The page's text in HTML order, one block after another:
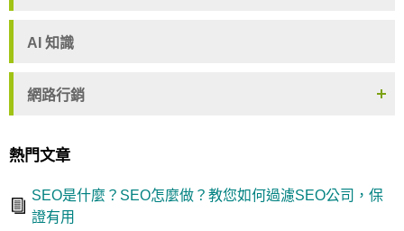
AI 知識
網路行銷
熱門文章
SEO是什麼？SEO怎麼做？教您如何過濾SEO公司，保
證有用